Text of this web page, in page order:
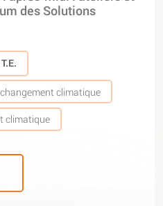
des Solutions
climatique
climatique